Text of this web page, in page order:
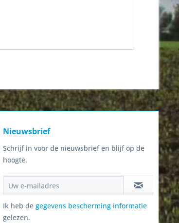
Nieuwsbrief
Schrijf in voor de nieuwsbrief en blijf op de
hoogte.
Ik heb de gegevens bescherming informatie
gelezen.